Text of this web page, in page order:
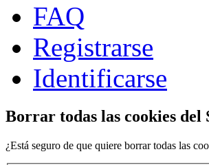
FAQ
Registrarse
Identificarse
Borrar todas las cookies del
¿Está seguro de que quiere borrar todas las